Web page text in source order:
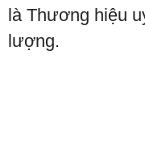
là Thương hiệu
lượng.